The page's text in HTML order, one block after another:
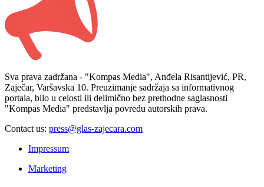
Sva prava zadržana - "Kompas Media", Anđela Risantijević, PR,
Zaječar, Varšavska 10. Preuzimanje sadržaja sa informativnog
portala, bilo u celosti ili delimično bez prethodne saglasnosti
"Kompas Media" predstavlja povredu autorskih prava.
Contact us: press@glas-zajecara.com
Impressum
Marketing